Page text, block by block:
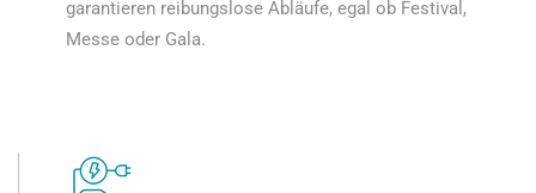
garantieren reibungslose Abläufe, egal ob Festival,
Messe oder Gala.